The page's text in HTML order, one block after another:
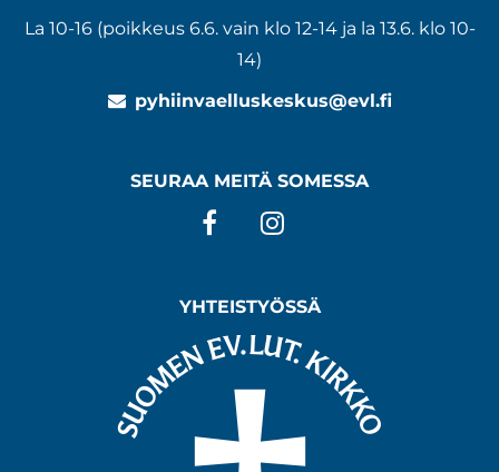
La 10-16 (poikkeus 6.6. vain klo 12-14 ja la 13.6. klo 10-
14)
pyhiinvaelluskeskus@evl.fi
SEURAA MEITÄ SOMESSA
Facebook
YHTEISTYÖSSÄ